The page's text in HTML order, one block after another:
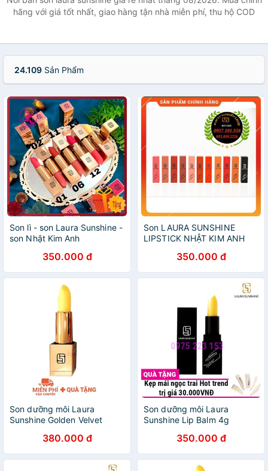
hãng với giá tốt nhất, giao hàng tận nhà miễn phí, thu hộ COD
24.109 Sản Phẩm
Son lì - son Laura Sunshine -
son Nhật Kim Anh
350.000 đ
Son LAURA SUNSHINE
LIPSTICK NHẬT KIM ANH
350.000 đ
Son dưỡng môi Laura
Sunshine Golden Velvet
380.000 đ
Son dưỡng môi Laura
Sunshine Lip Balm 4g
350.000 đ